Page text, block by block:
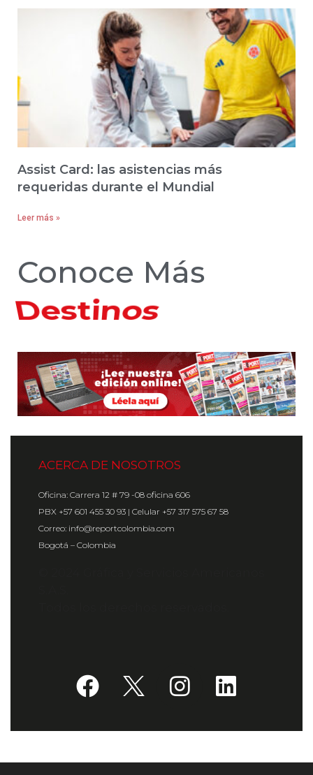
Assist Card: las asistencias más
requeridas durante el Mundial
Leer más »
Conoce Más
Hoteles
ACERCA DE NOSOTROS
Oficina: Carrera 12 # 79 -08 oficina 606
PBX +57 601 455 30 93 | Celular +57 317 575 67 58
Correo: info@reportcolombia.com
Bogotá – Colombia